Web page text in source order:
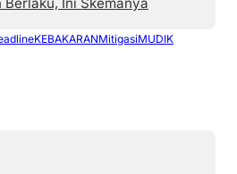
KEBAKARANMitigasiMUDIK